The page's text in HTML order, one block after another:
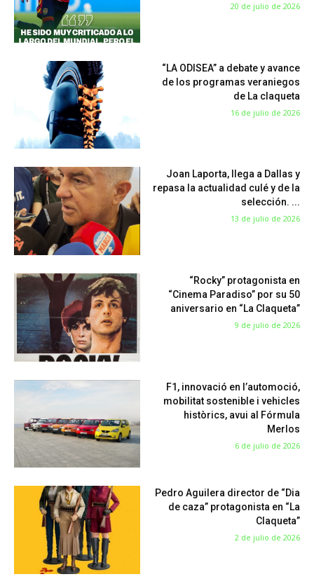
20 de julio de 2026
“LA ODISEA” a debate y avance
de los programas veraniegos
de La claqueta
16 de julio de 2026
Joan Laporta, llega a Dallas y
repasa la actualidad culé y de la
selección. ...
13 de julio de 2026
“Rocky” protagonista en
“Cinema Paradiso” por su 50
aniversario en “La Claqueta”
9 de julio de 2026
F1, innovació en l’automoció,
mobilitat sostenible i vehicles
històrics, avui al Fórmula
Merlos
6 de julio de 2026
Pedro Aguilera director de “Dia
de caza” protagonista en “La
Claqueta”
2 de julio de 2026